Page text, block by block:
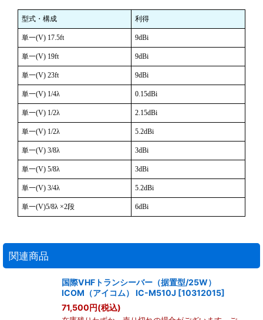
型式・構成 利得
単一(V) 17.5ft 9dBi
単一(V) 19ft 9dBi
単一(V) 23ft 9dBi
単一(V) 1/4λ 0.15dBi
単一(V) 1/2λ 2.15dBi
単一(V) 1/2λ 5.2dBi
単一(V) 3/8λ 3dBi
単一(V) 5/8λ 3dBi
単一(V) 3/4λ 5.2dBi
単一(V)5/8λ ×2段 6dBi
関連商品
国際VHFトランシーバー（据置型/25W）
ICOM（アイコム） IC-M510J [10312015]
71,500円(税込)